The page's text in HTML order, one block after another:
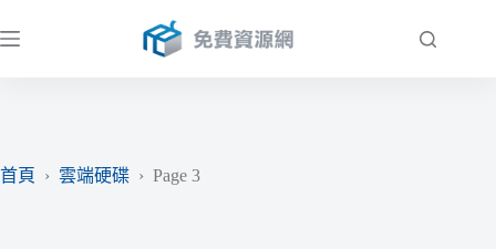
至
首頁
› 雲端硬碟 › Page 3